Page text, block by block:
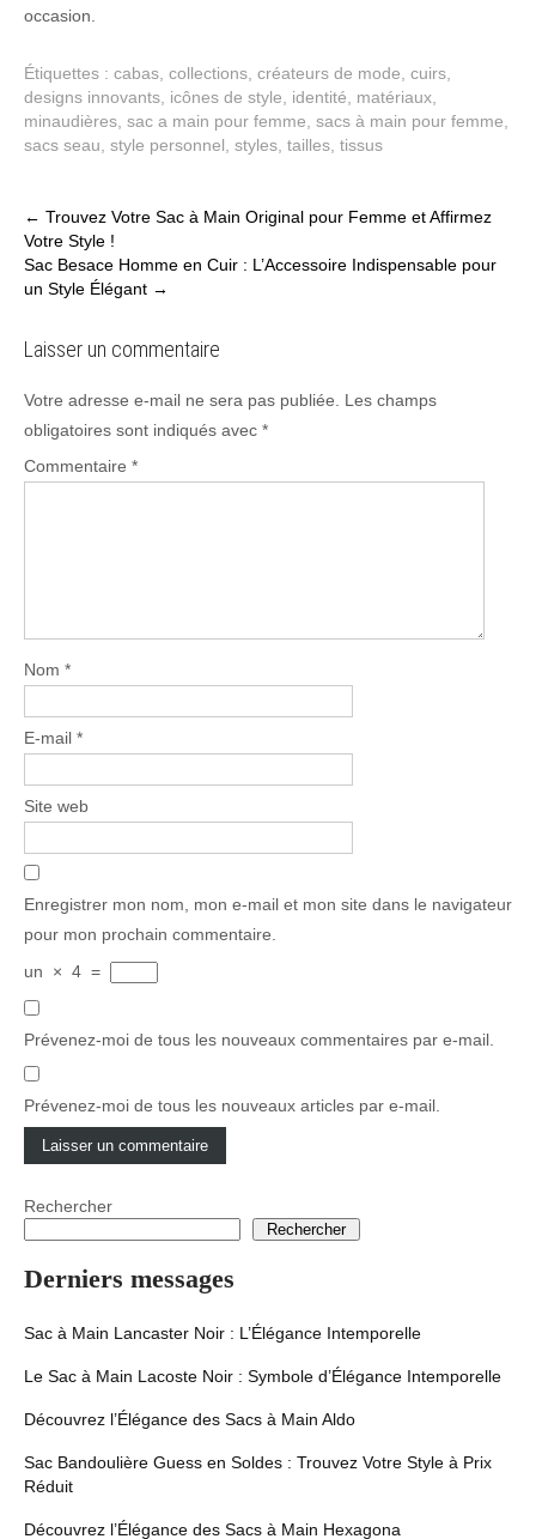
occasion.
Étiquettes : cabas collections créateurs de mode cuirs
designs innovants icônes de style identité matériaux
minaudières sac a main pour femme sacs à main pour femme
sacs seau style personnel styles tailles tissus
Post
navigation
← Trouvez Votre Sac à Main Original pour Femme et Affirmez
Votre Style !
Sac Besace Homme en Cuir : L’Accessoire Indispensable pour
un Style Élégant →
Laisser un commentaire
Votre adresse e-mail ne sera pas publiée.
Les champs
obligatoires sont indiqués avec *
Commentaire *
Nom *
E-mail *
Site web
Enregistrer mon nom, mon e-mail et mon site dans le navigateur
pour mon prochain commentaire.
un
× 4 =
Prévenez-moi de tous les nouveaux commentaires par e-mail.
Prévenez-moi de tous les nouveaux articles par e-mail.
Rechercher
Rechercher
Derniers messages
Sac à Main Lancaster Noir : L’Élégance Intemporelle
Le Sac à Main Lacoste Noir : Symbole d’Élégance Intemporelle
Découvrez l’Élégance des Sacs à Main Aldo
Sac Bandoulière Guess en Soldes : Trouvez Votre Style à Prix
Réduit
Découvrez l’Élégance des Sacs à Main Hexagona